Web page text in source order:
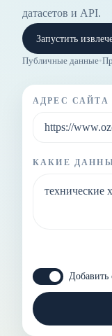
датасетов и API.
Запустить
Публичные данные•
АДРЕС САЙТА
КАКИЕ